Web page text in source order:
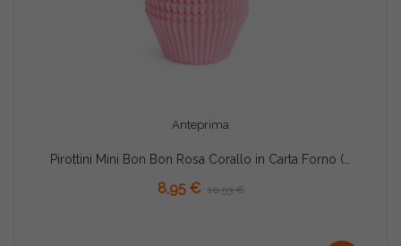
Anteprima
8,95 € 10,53 €